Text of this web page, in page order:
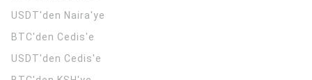
USDT'den Naira'ye
BTC'den Cedis'e
USDT'den Cedis'e